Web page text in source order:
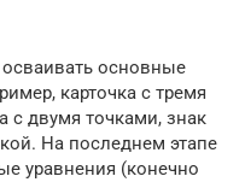
основные
карточка с тремя
с двумя точками, знак
На последнем этапе
уравнения (конечно